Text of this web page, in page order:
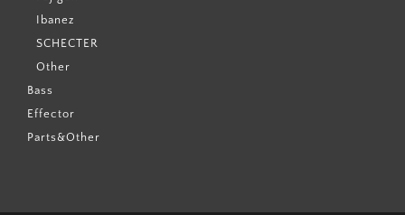
Ibanez
SCHECTER
Other
Bass
Effector
Parts&Other